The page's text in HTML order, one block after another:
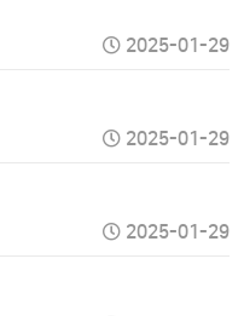
2025-01-29
2025-01-29
2025-01-29